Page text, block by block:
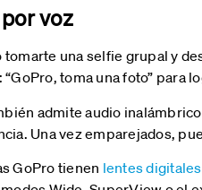
voz
tomarte una selfie grupal y
toma una foto” para
admite audio
Una vez emparejados,
GoPro tienen lentes digitales